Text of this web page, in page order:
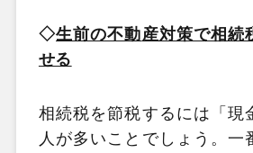
◇生前の不動産対策で相続
せる
相続税を節税するには「現
人が多いことでしょう。一